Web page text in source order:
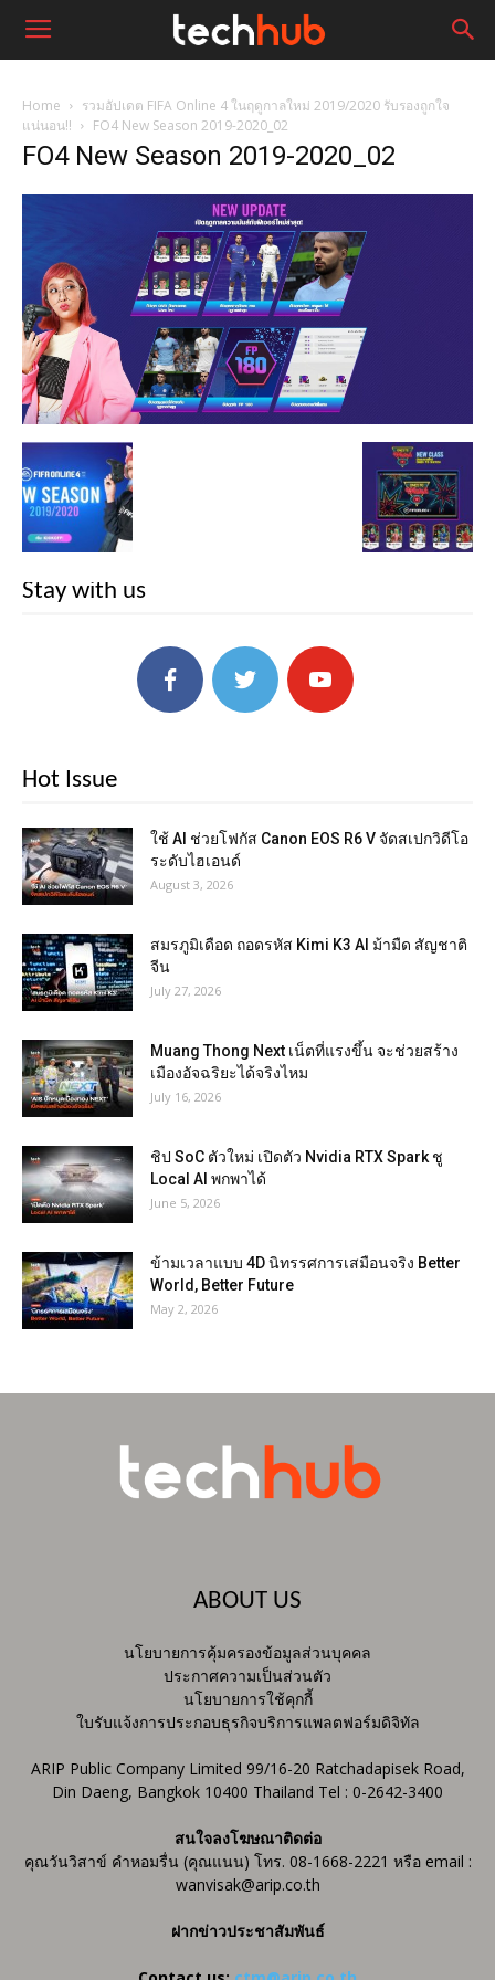
Home
รวมอัปเดต FIFA Online 4 ในฤดูกาลใหม่ 2019/2020 รับรองถูกใจ
แน่นอน!!
FO4 New Season 2019-2020_02
FO4 New Season 2019-2020_02
Stay with us
Hot Issue
ใช้ AI ช่วยโฟกัส Canon EOS R6 V จัดสเปกวิดีโอ
ระดับไฮเอนด์
August 3, 2026
สมรภูมิเดือด ถอดรหัส Kimi K3 AI ม้ามืด สัญชาติ
จีน
July 27, 2026
Muang Thong Next เน็ตที่แรงขึ้น จะช่วยสร้าง
เมืองอัจฉริยะได้จริงไหม
July 16, 2026
ชิป SoC ตัวใหม่ เปิดตัว Nvidia RTX Spark ชู
Local AI พกพาได้
June 5, 2026
ข้ามเวลาแบบ 4D นิทรรศการเสมือนจริง Better
World, Better Future
May 2, 2026
ABOUT US
นโยบายการคุ้มครองข้อมูลส่วนบุคคล
ประกาศความเป็นส่วนตัว
นโยบายการใช้คุกกี้
ใบรับแจ้งการประกอบธุรกิจบริการแพลตฟอร์มดิจิทัล
ARIP Public Company Limited 99/16-20 Ratchadapisek Road,
Din Daeng, Bangkok 10400 Thailand Tel : 0-2642-3400
สนใจลงโฆษณาติดต่อ
คุณวันวิสาข์ คำหอมรื่น (คุณแนน) โทร. 08-1668-2221 หรือ email :
wanvisak@arip.co.th
ฝากข่าวประชาสัมพันธ์